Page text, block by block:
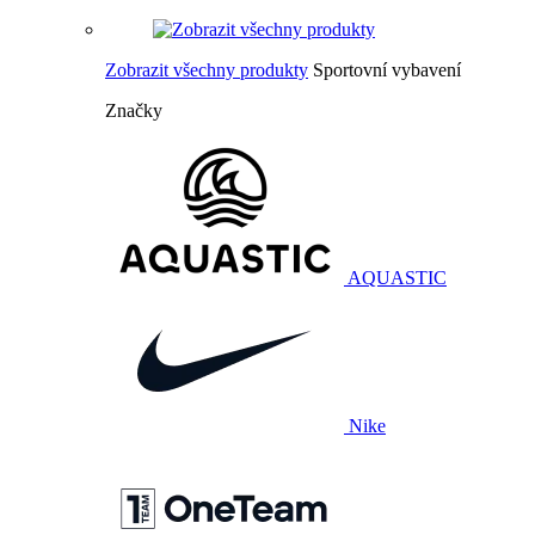
Zobrazit všechny produkty Sportovní vybavení
Značky
AQUASTIC
Nike